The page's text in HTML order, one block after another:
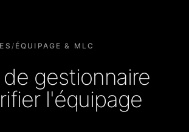
/ ÉQUIPAGE & MLC
gestionnaire
l'équipage